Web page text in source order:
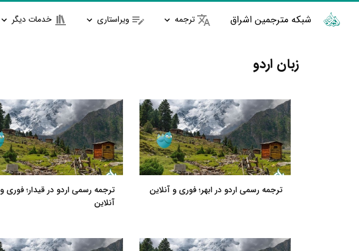
شبکه مترجمین اشراق ترجمه ویراستاری خدمات دیگر
زبان اردو
ترجمه رسمی اردو در ابهر؛ فوری و آنلاین
ترجمه رسمی اردو در قیدار؛ فوری و
آنلاین